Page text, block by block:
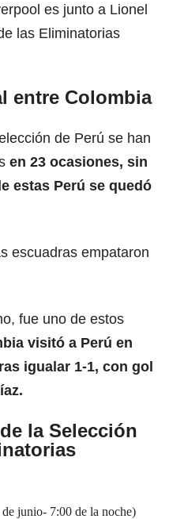
es junto a Lionel
las Eliminatorias
entre Colombia
de Perú se han
en 23 ocasiones, sin
estas Perú se quedó
escuadras empataron
fue uno de estos
visitó a Perú en
igualar 1-1, con gol
.
la Selección
junio- 7:00 de la noche)